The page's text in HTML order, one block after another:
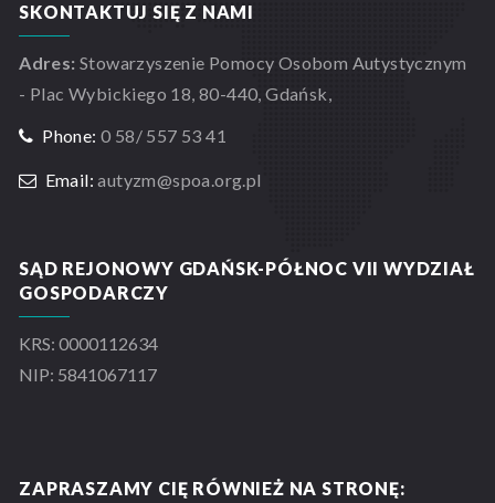
SKONTAKTUJ SIĘ Z NAMI
Adres: Stowarzyszenie Pomocy Osobom Autystycznym
- Plac Wybickiego 18, 80-440, Gdańsk,
Phone: 0 58/ 557 53 41
Email: autyzm@spoa.org.pl
SĄD REJONOWY GDAŃSK-PÓŁNOC VII WYDZIAŁ
GOSPODARCZY
KRS: 0000112634
NIP: 5841067117
ZAPRASZAMY CIĘ RÓWNIEŻ NA STRONĘ: